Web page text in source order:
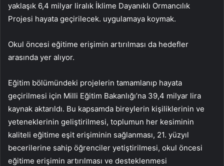
yaklaşık 6,4 milyar liralık İklime Dayanıklı Ormancılık
Projesi hayata geçirilecek. uygulamaya koymak.
Okul öncesi eğitime erişimin artırılması da hedefler
arasında yer alıyor.
Eğitim bölümündeki projelerin tamamlanıp hayata
geçirilmesi için Milli Eğitim Bakanlığı’na 39,4 milyar lira
kaynak aktarıldı. Bu kapsamda bireylerin kişiliklerinin ve
yeteneklerinin geliştirilmesi, toplumun her kesiminin
kaliteli eğitime eşit erişiminin sağlanması, 21. yüzyıl
becerilerine sahip öğrenciler yetiştirilmesi, okul öncesi
eğitime erişimin artırılması ve desteklenmesi